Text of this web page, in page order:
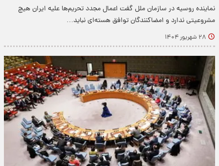
نماینده روسیه در سازمان ملل گفت اعمال مجدد تحریم‌ها علیه ایران هیچ
مشروعیتی ندارد و امضاکنندگان توافق هسته‌ای نباید…
۲۸ شهریور ۱۴۰۴